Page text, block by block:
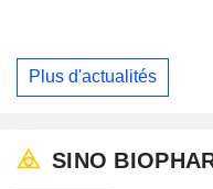
Plus d'actualités
SINO